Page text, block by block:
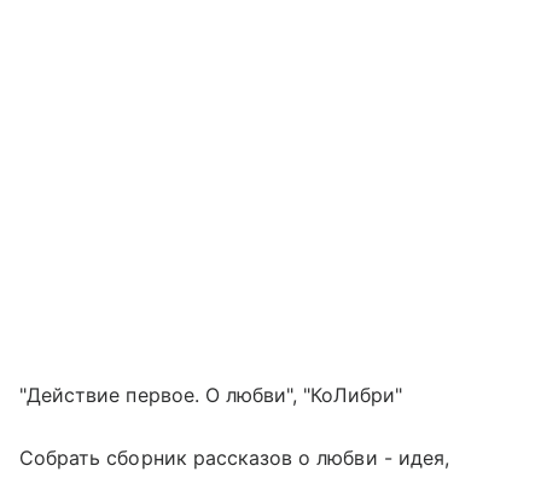
"Действие первое. О любви", "КоЛибри"
Собрать сборник рассказов о любви - идея,